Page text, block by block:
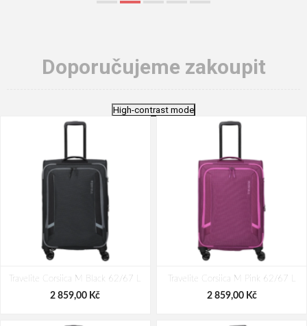
Doporučujeme zakoupit
High-contrast mode
Travelite Corsiica M Black 62/67 L
2 859,00 Kč
Travelite Corsiica M Pink 62/67 L
2 859,00 Kč